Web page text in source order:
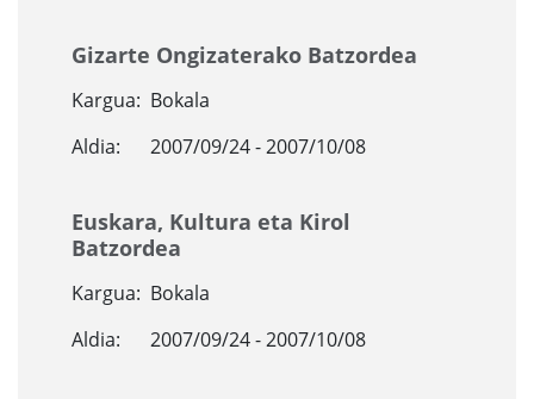
Gizarte Ongizaterako Batzordea
Kargua: Bokala
Aldia:
2007/09/24 - 2007/10/08
Euskara, Kultura eta Kirol
Batzordea
Kargua: Bokala
Aldia:
2007/09/24 - 2007/10/08